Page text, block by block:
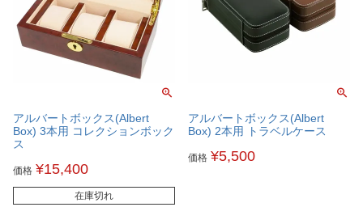
アルバートボックス(Albert
Box) 3本用 コレクションボック
ス
価格 ¥15,400
在庫切れ
アルバートボックス(Albert
Box) 2本用 トラベルケース
価格 ¥5,500